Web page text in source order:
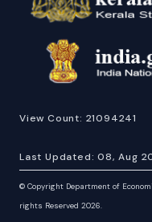
View Count: 21094241
Last Updated:08, Aug
© Copyright Department of
rights Reserved 2026.